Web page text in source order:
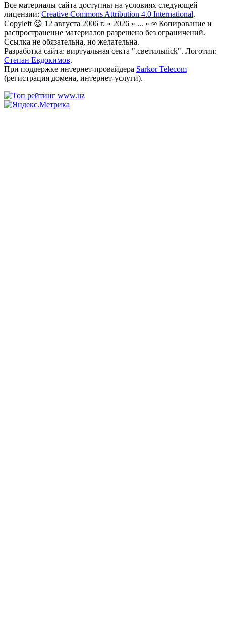
Все материалы сайта доступны на условиях следующей
лицензии: Creative Commons Attribution 4.0 International.
Copyleft 😉 12 августа 2006 г. » 2026 » ... » ∞ Копирование и
распространение материалов разрешено без ограничений.
Ссылка не обязательна, но желательна.
Разработка сайта: виртуальная секта ".светильnick". Логотип:
Степан Евдокимов.
При поддержке интернет-провайдера Sarkor Telecom
(регистрация домена, интернет-услуги).